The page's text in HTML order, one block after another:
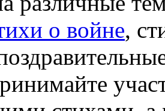
о войне,